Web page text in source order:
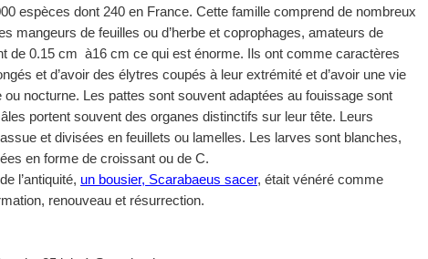
espèces dont 240 en France. Cette famille comprend de nombreux
mangeurs de feuilles ou d’herbe et coprophages, amateurs de
de 0.15 cm à16 cm ce qui est énorme. Ils ont comme caractères
et d’avoir des élytres coupés à leur extrémité et d’avoir une vie
nocturne. Les pattes sont souvent adaptées au fouissage sont
portent souvent des organes distinctifs sur leur tête. Leurs
et divisées en feuillets ou lamelles. Les larves sont blanches,
en forme de croissant ou de C.
l’antiquité, un bousier, Scarabaeus sacer, était vénéré comme
renouveau et résurrection.